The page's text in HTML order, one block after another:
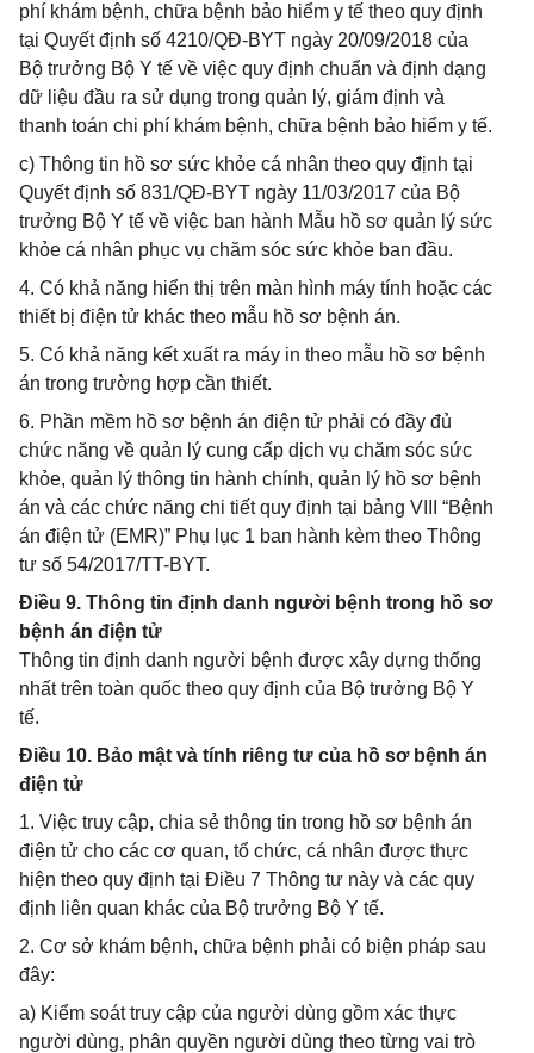
phí khám bệnh, chữa bệnh bảo hiểm y tế theo quy định
tại Quyết định số 4210/QĐ-BYT ngày 20/09/2018 của
Bộ trưởng Bộ Y tế về việc quy định chuẩn và định dạng
dữ liệu đầu ra sử dụng trong quản lý, giám định và
thanh toán chi phí khám bệnh, chữa bệnh bảo hiểm y tế.
c) Thông tin hồ sơ sức khỏe cá nhân theo quy định tại
Quyết định số 831/QĐ-BYT ngày 11/03/2017 của Bộ
trưởng Bộ Y tế về việc ban hành Mẫu hồ sơ quản lý sức
khỏe cá nhân phục vụ chăm sóc sức khỏe ban đầu.
4. Có khả năng hiển thị trên màn hình máy tính hoặc các
thiết bị điện tử khác theo mẫu hồ sơ bệnh án.
5. Có khả năng kết xuất ra máy in theo mẫu hồ sơ bệnh
án trong trường hợp cần thiết.
6. Phần mềm hồ sơ bệnh án điện tử phải có đầy đủ
chức năng về quản lý cung cấp dịch vụ chăm sóc sức
khỏe, quản lý thông tin hành chính, quản lý hồ sơ bệnh
án và các chức năng chi tiết quy định tại bảng VIII “Bệnh
án điện tử (EMR)” Phụ lục 1 ban hành kèm theo Thông
tư số 54/2017/TT-BYT.
Điều 9. Thông tin định danh người bệnh trong hồ sơ
bệnh án điện tử
Thông tin định danh người bệnh được xây dựng thống
nhất trên toàn quốc theo quy định của Bộ trưởng Bộ Y
tế.
Điều 10. Bảo mật và tính riêng tư của hồ sơ bệnh án
điện tử
1. Việc truy cập, chia sẻ thông tin trong hồ sơ bệnh án
điện tử cho các cơ quan, tổ chức, cá nhân được thực
hiện theo quy định tại Điều 7 Thông tư này và các quy
định liên quan khác của Bộ trưởng Bộ Y tế.
2. Cơ sở khám bệnh, chữa bệnh phải có biện pháp sau
đây:
a) Kiểm soát truy cập của người dùng gồm xác thực
người dùng, phân quyền người dùng theo từng vai trò